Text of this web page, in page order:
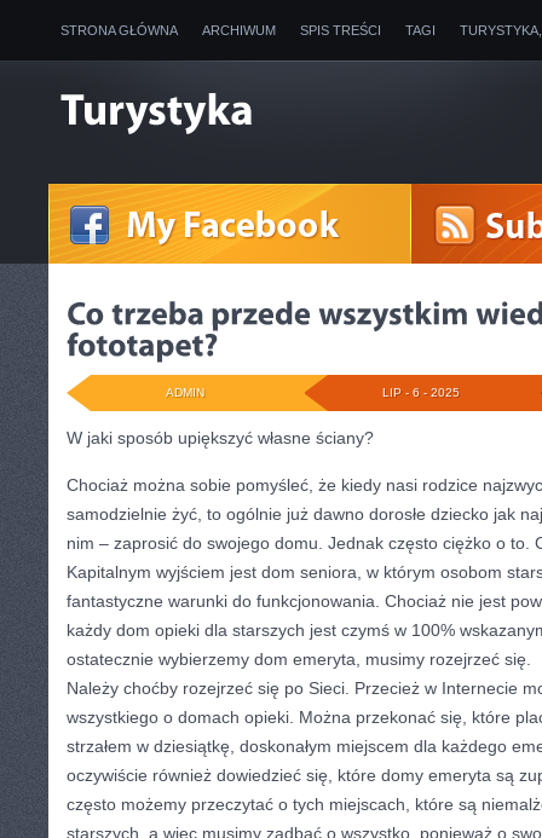
STRONA GŁÓWNA ARCHIWUM SPIS TREŚCI TAGI
LIP - 6 - 2025
ADMIN
W jaki sposób upiększyć własne ściany?
Chociaż można sobie pomyśleć, że kiedy nasi rodzice
samodzielnie żyć, to ogólnie już dawno dorosłe dziecko jak
nim – zaprosić do swojego domu. Jednak często ciężko o to.
Kapitalnym wyjściem jest dom seniora, w którym osobom
fantastyczne warunki do funkcjonowania. Chociaż nie jest
każdy dom opieki dla starszych jest czymś w 100%
ostatecznie wybierzemy dom emeryta, musimy rozejrzeć się.
Należy choćby rozejrzeć się po Sieci. Przecież w Internecie
wszystkiego o domach opieki. Można przekonać się, które
strzałem w dziesiątkę, doskonałym miejscem dla każdego
oczywiście również dowiedzieć się, które domy emeryta są
często możemy przeczytać o tych miejscach, które są
starszych, a więc musimy zadbać o wszystko, ponieważ o